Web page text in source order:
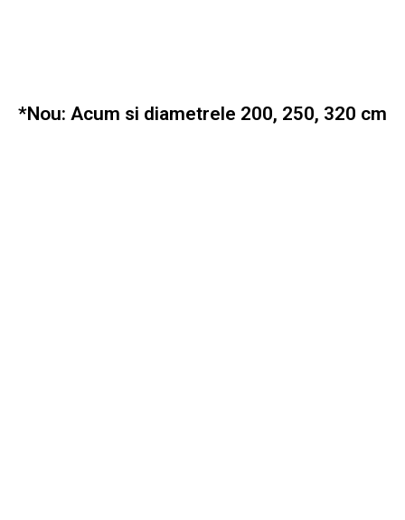
*Nou: Acum si diametrele 200, 250, 320 cm